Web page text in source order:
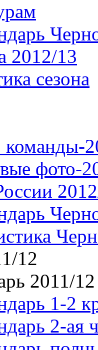
2012/13
сезона
фото-
12
2011/12
1-2
2-ая